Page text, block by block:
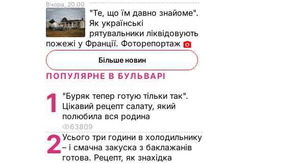
Вчора, 20.00
"Те, що їм давно знайоме".
Як українські
рятувальники ліквідовують
пожежі у Франції. Фоторепортаж
Більше новин
ПОПУЛЯРНЕ В БУЛЬВАРІ
1
"Буряк тепер готую тільки так".
Цікавий рецепт салату, який
полюбила вся родина
63809
2Усього три години в холодильнику
– і смачна закуска з баклажанів
готова. Рецепт, як знахідка